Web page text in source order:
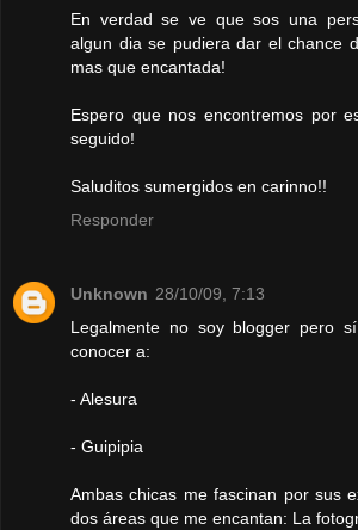
En verdad se ve que sos una
algun dia se pudiera dar el chance
mas que encantada!
Espero que nos encontremos por
seguido!
Saluditos sumergidos en carinno!!
Responder
Unknown 28/10/09, 7:13
Legalmente no soy blogger pero
conocer a:
- Alesura
- Guipipia
Ambas chicas me fascinan por sus
dos áreas que me encantan: La